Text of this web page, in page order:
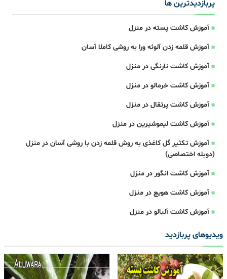
پربازدیدترین ها
آموزش کاشت پسته در منزل
آموزش قلمه زدن آلوئه ورا به روشی کاملا آسان
آموزش کاشت نارنگی در منزل
آموزش کاشت خرمالو در منزل
آموزش کاشت پرتقال در منزل
آموزش کاشت لیموشیرین در منزل
آموزش تکثیر گل کاغذی به روش قلمه زدن با روشی آسان در منزل
(دوبله اختصاصی)
آموزش کاشت انگور در منزل
آموزش کاشت هویچ در منزل
آموزش کاشت آلبالو در منزل
ویدیوهای پربازدید